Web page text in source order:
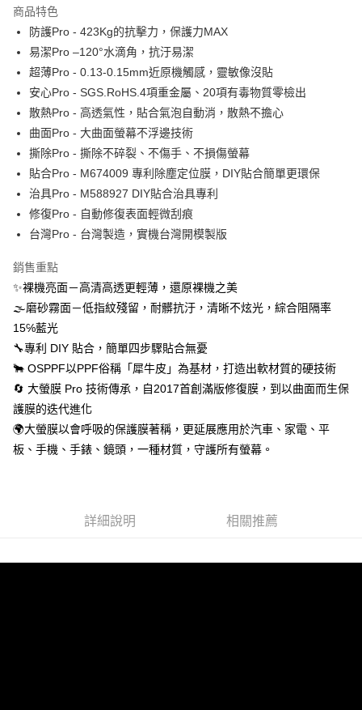
運送方式
全家取貨付款
每筆NT$60，滿NT$390(含以上)免運費
7-11取貨付款
每筆NT$60，滿NT$390(含以上)免運費
宅配
每筆NT$55，滿NT$390(含以上)免運費
國際配送
商品特色
防護Pro - 423Kg的抗擊力，保護力MAX
易潔Pro –120°水滴角，抗汙易潔
超薄Pro - 0.13-0.15mm近原機觸感，靈敏像沒貼
安心Pro - SGS.RoHS.4項重金屬、20項有毒物質零檢出
散熱Pro - 高透氣性，貼合氣泡自動消，散熱不擔心
曲面Pro - 大曲面螢幕不浮邊技術
撕除Pro - 撕除不碎裂、不傷手、不損傷螢幕
貼合Pro - M674009 專利除塵定位膜，DIY貼合簡單更環保
治具Pro - M588927 DIY貼合治具專利
修復Pro - 自動修復表面輕微刮痕
台灣Pro - 台灣製造，實機台灣開模製版
銷售重點
✨裸機亮面－高清高透更輕薄，還原裸機之美
🌫磨砂霧面－低指紋殘留，耐髒抗汙，清晰不炫光，綜合阻隔率
15℅藍光
🔧專利 DIY 貼合，簡單四步驟貼合無憂
🐂 OSPPF以PPF俗稱「犀牛皮」為基材，打造出軟材質的硬技術
🔄 大螢膜 Pro 技術傳承，自2017首創滿版修復膜，到以曲面而生保
護膜的迭代進化
🌍大螢膜以會呼吸的保護膜著稱，更延展應用於汽車、家電、平
板、手機、手錶、鏡頭，一種材質，守護所有螢幕。
詳細說明 相關推薦